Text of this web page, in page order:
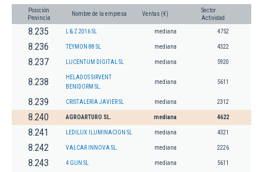
Posición
Provincia
Nombre de la empresa Ventas (€)
Sector
Actividad
8.235 L & Z 2016 SL mediana 4752
8.236 TEYMON 88 SL mediana 4322
8.237 LUCENTUM DIGITAL SL mediana 5920
8.238
HELADOS SIRVENT
BENIDORM SL.
mediana 5611
8.239 CRISTALERIA JAVIER SL mediana 2312
8.240 AGROARTURO SL. mediana 4622
8.241 LEDILUX ILUMINACION SL mediana 4321
8.242 VALCAR INNOVA SL. mediana 2226
8.243 4 GUN SL mediana 5611